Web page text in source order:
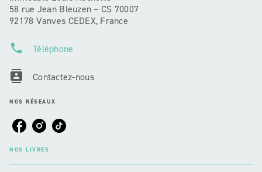
58 rue Jean Bleuzen – CS 70007
92178 Vanves CEDEX, France
phone Téléphone
contacts Contactez-nous
NOS RÉSEAUX
NOS LIVRES